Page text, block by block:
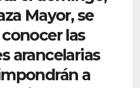
Mayor, se
las
arancelarias
a